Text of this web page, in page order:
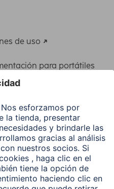
de uso
para portátiles